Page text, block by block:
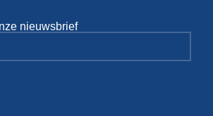
nieuwsbrief